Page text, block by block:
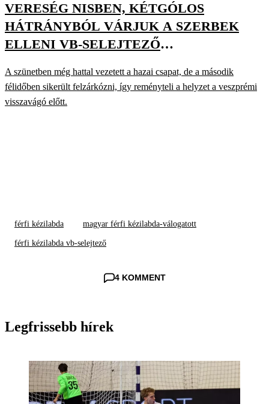
VERESÉG NISBEN, KÉTGÓLOS
HÁTRÁNYBÓL VÁRJUK A SZERBEK
ELLENI VB-SELEJTEZŐ
A szünetben még hattal vezetett a hazai csapat, de a második
félidőben sikerült felzárkózni, így reményteli a helyzet a veszprémi
visszavágó előtt.
férfi kézilabda magyar férfi kézilabda-válogatott
férfi kézilabda vb-selejtező
4 KOMMENT
Legfrissebb hírek